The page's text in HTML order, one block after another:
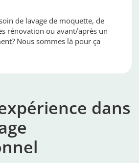
de lavage de moquette, de
rénovation ou avant/après un
Nous sommes là pour ça
dans